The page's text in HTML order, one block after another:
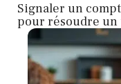
Signaler un
pour résoudre